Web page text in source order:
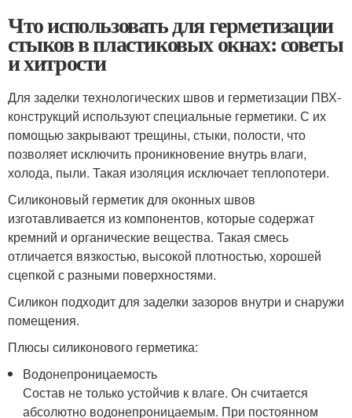
Что использовать для герметизации
стыков в пластиковых окнах: советы
и хитрости
Для заделки технологических швов и герметизации ПВХ-
конструкций используют специальные герметики. С их
помощью закрывают трещины, стыки, полости, что
позволяет исключить проникновение внутрь влаги,
холода, пыли. Такая изоляция исключает теплопотери.
Силиконовый герметик для оконных швов
изготавливается из компонентов, которые содержат
кремний и органические вещества. Такая смесь
отличается вязкостью, высокой плотностью, хорошей
сцепкой с разными поверхностями.
Силикон подходит для заделки зазоров внутри и снаружи
помещения.
Плюсы силиконового герметика:
Водонепроницаемость
Состав не только устойчив к влаге. Он считается
абсолютно водонепроницаемым. При постоянном